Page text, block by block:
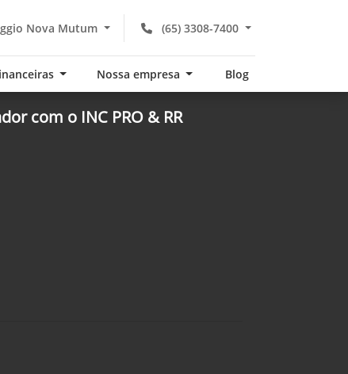
(65) 3308-7400
Nova Mutum
Nossa empresa Blog
com o INC PRO & RR